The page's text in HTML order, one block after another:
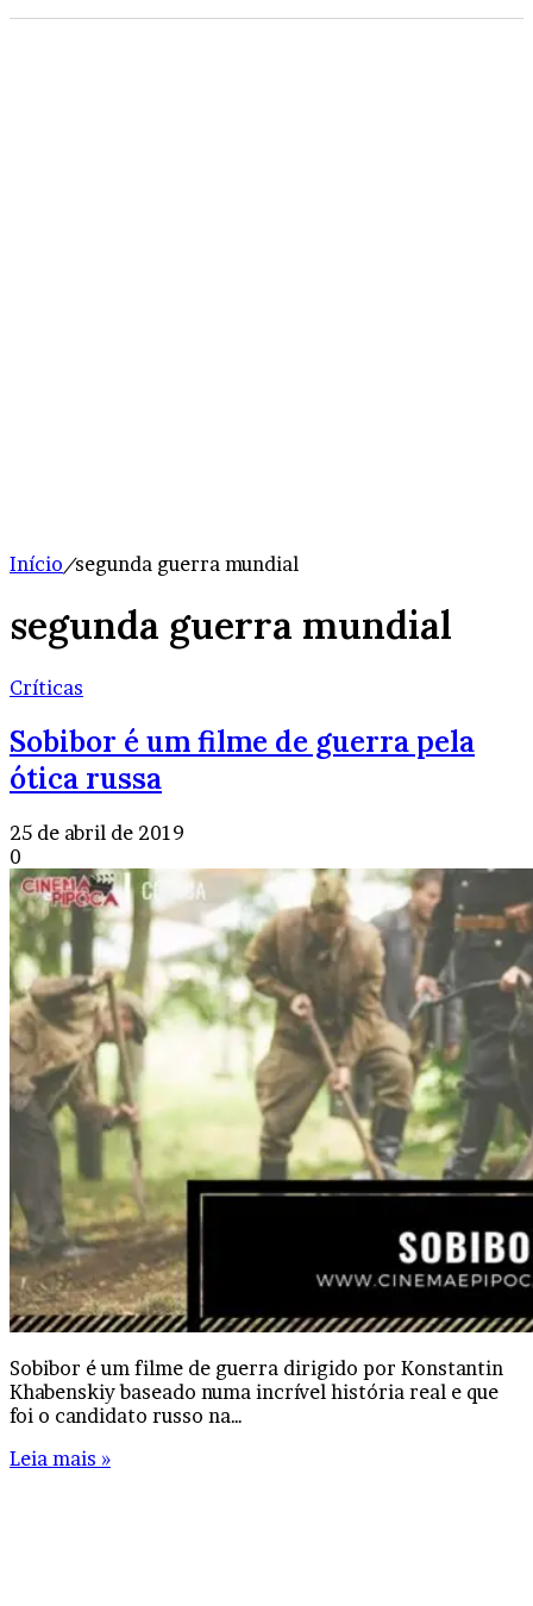
Início/segunda guerra mundial
segunda guerra mundial
Críticas
Sobibor é um filme de guerra pela
ótica russa
25 de abril de 2019
0
Sobibor é um filme de guerra dirigido por Konstantin
Khabenskiy baseado numa incrível história real e que
foi o candidato russo na…
Leia mais »